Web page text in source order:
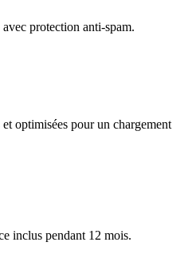
protection anti-spam.
optimisées pour un chargement
inclus pendant 12 mois.